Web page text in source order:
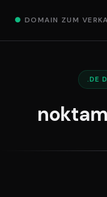
● DOMAIN ZUM
.DE